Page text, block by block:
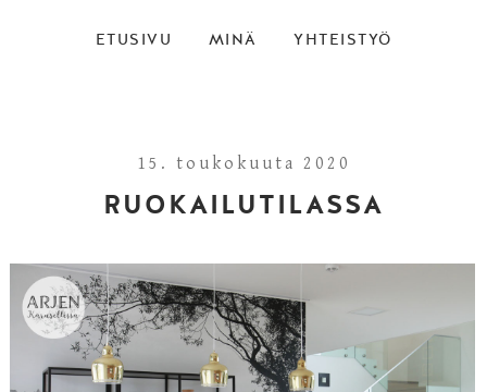
ETUSIVU MINÄ YHTEISTYÖ
15. toukokuuta 2020
RUOKAILUTILASSA